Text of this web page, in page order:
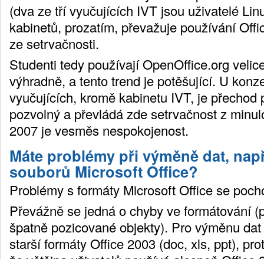
(dva ze tří vyučujících IVT jsou uživatelé
kabinetů, prozatím, převažuje používání
ze setrvačnosti.
Studenti tedy používají OpenOffice.org
výhradně, a tento trend je potěšující. U
vyučujících, kromě kabinetu IVT, je přechod
pozvolný a převládá zde setrvačnost z
2007 je vesměs nespokojenost.
Máte problémy při výměně dat,
souborů Microsoft Office?
Problémy s formáty Microsoft Office se
Převážně se jedná o chyby ve formátování
špatně pozicované objekty). Pro výměnu
starší formáty Office 2003 (doc, xls, ppt),